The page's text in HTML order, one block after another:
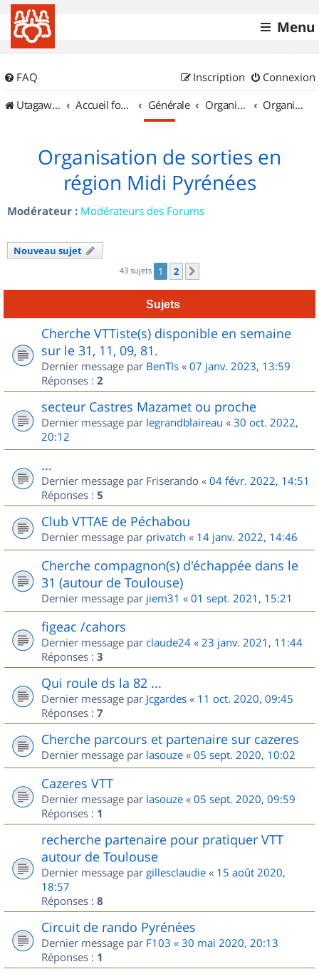
Menu
FAQ Connexion
Inscription
UtagawaVTT (Randos VTT et VTTAE avec traces GPS)
Accueil forum Générale Organisation de sorties & Recherche de partenaires Organisation de sorties en région Midi Pyrénées
Organisation de sorties en
région Midi Pyrénées
Modérateur : Modérateurs des Forums
Nouveau sujet
43 sujets 1 2
Sujets
Cherche VTTiste(s) disponible en semaine
sur le 31, 11, 09, 81.
Dernier message par BenTls « 07 janv. 2023, 13:59
Réponses : 2
secteur Castres Mazamet ou proche
Dernier message par legrandblaireau « 30 oct. 2022,
20:12
...
Dernier message par Friserando « 04 févr. 2022, 14:51
Réponses : 5
Club VTTAE de Péchabou
Dernier message par privatch « 14 janv. 2022, 14:46
Cherche compagnon(s) d'échappée dans le
31 (autour de Toulouse)
Dernier message par jiem31 « 01 sept. 2021, 15:21
figeac /cahors
Dernier message par claude24 « 23 janv. 2021, 11:44
Réponses : 3
Qui roule ds la 82 ...
Dernier message par Jcgardes « 11 oct. 2020, 09:45
Réponses : 7
Cherche parcours et partenaire sur cazeres
Dernier message par lasouze « 05 sept. 2020, 10:02
Cazeres VTT
Dernier message par lasouze « 05 sept. 2020, 09:59
Réponses : 1
recherche partenaire pour pratiquer VTT
autour de Toulouse
Dernier message par gillesclaudie « 15 août 2020,
18:57
Réponses : 8
Circuit de rando Pyrénées
Dernier message par F103 « 30 mai 2020, 20:13
Réponses : 1